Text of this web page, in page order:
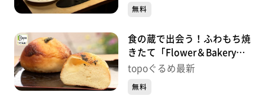
め】
無料
食の蔵で出会う！ふわもち焼
きたて「Flower＆Bakeryサ
クラサク」（大崎市古川七日
topoぐるめ最新
無料